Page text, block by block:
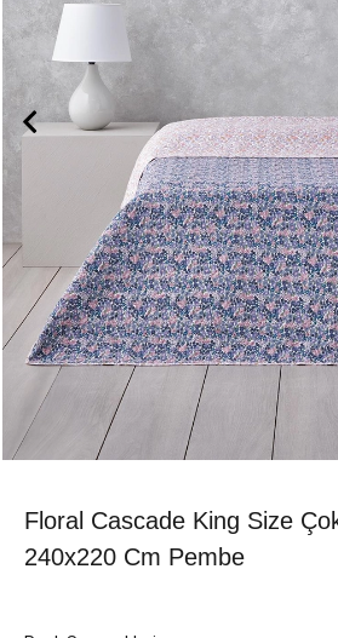
Floral Cascade King Size
240x220 Cm Pembe